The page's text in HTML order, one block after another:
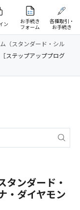
ン
お手続き
フォーム
各種取引・
お手続き
（スタンダード・シル
［ステップアッププログ
タンダード・
・ダイヤモン